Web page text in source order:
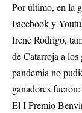
Por último, en la
Facebook y
Irene Rodrigo,
de Catarroja a los
pandemia no
ganadores fueron:
El I Premio